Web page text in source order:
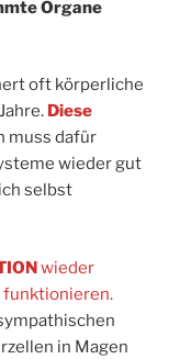
Organe
oft körperliche
Diese
muss dafür
wieder gut
selbst
wieder
funktionieren.
in Magen